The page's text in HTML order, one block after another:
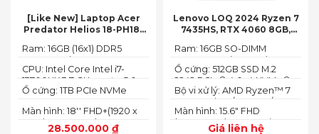
[Like New] Laptop Acer
Predator Helios 18-PH18-
13700HX, RTX 4060 8GB,
16GB, SSD 1TB, 18″ FHD+
165HZ)
28.500.000 ₫
Màn hình: 18'' FHD+(1920 x
1200) 165 Hz In-plane
Ổ cứng: 1TB PCIe NVMe
CPU: Intel Core Intel i7-
13700HX 3.7 GHz up to 5.0
GHz 30MB
Ram: 16GB (16x1) DDR5
4800MHz (2x SO-DIMM
socket, up to 32GB
Lenovo LOQ 2024 Ryzen 7
7435HS, RTX 4060 8GB,
144Hz, 100% sRGB
Giá liên hệ
Màn hình: 15.6" FHD
(1920x1080) IPS 300nits
Bộ vi xử lý: AMD Ryzen™ 7
74355HS (8C / 16T, 3.8 /
5.1GHz, 8MB L2 / 16MB L3)
Ổ cứng: 512GB SSD M.2
2242 PCIe® 4.0x4 NVMe®
(2 slots nvme)
Ram: 16GB SO-DIMM
DDR5-5600 (max 64)